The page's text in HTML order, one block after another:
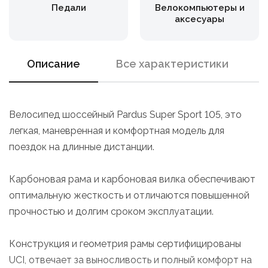
Педали
Велокомпьютеры и
аксесуары
Описание Все характеристики
Велосипед шоссейный Pardus Super Sport 105, это
легкая, маневренная и комфортная модель для
поездок на длинные дистанции.
Карбоновая рама и карбоновая вилка обеспечивают
оптимальную жесткость и отличаются повышенной
прочностью и долгим сроком эксплуатации.
Конструкция и геометрия рамы сертифицированы
UCI, отвечает за выносливость и полный комфорт на